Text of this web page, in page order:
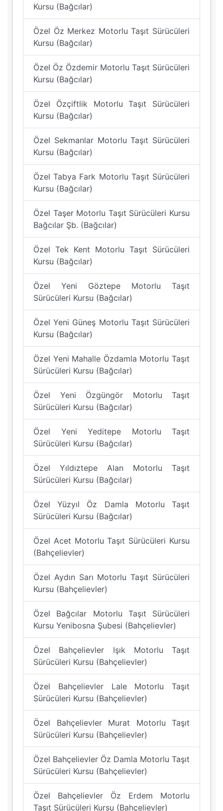
Kursu (Bağcılar)
Özel Öz Merkez Motorlu Taşıt Sürücüleri
Kursu (Bağcılar)
Özel Öz Özdemir Motorlu Taşıt Sürücüleri
Kursu (Bağcılar)
Özel Özçiftlik Motorlu Taşıt Sürücüleri
Kursu (Bağcılar)
Özel Sekmanlar Motorlu Taşıt Sürücüleri
Kursu (Bağcılar)
Özel Tabya Fark Motorlu Taşıt Sürücüleri
Kursu (Bağcılar)
Özel Taşer Motorlu Taşıt Sürücüleri Kursu
Bağcılar Şb. (Bağcılar)
Özel Tek Kent Motorlu Taşıt Sürücüleri
Kursu (Bağcılar)
Özel Yeni Göztepe Motorlu Taşıt
Sürücüleri Kursu (Bağcılar)
Özel Yeni Güneş Motorlu Taşıt Sürücüleri
Kursu (Bağcılar)
Özel Yeni Mahalle Özdamla Motorlu Taşıt
Sürücüleri Kursu (Bağcılar)
Özel Yeni Özgüngör Motorlu Taşıt
Sürücüleri Kursu (Bağcılar)
Özel Yeni Yeditepe Motorlu Taşıt
Sürücüleri Kursu (Bağcılar)
Özel Yıldıztepe Alan Motorlu Taşıt
Sürücüleri Kursu (Bağcılar)
Özel Yüzyıl Öz Damla Motorlu Taşıt
Sürücüleri Kursu (Bağcılar)
Özel Acet Motorlu Taşıt Sürücüleri Kursu
(Bahçelievler)
Özel Aydın Sarı Motorlu Taşıt Sürücüleri
Kursu (Bahçelievler)
Özel Bağcılar Motorlu Taşıt Sürücüleri
Kursu Yenibosna Şubesi (Bahçelievler)
Özel Bahçelievler Işık Motorlu Taşıt
Sürücüleri Kursu (Bahçelievler)
Özel Bahçelievler Lale Motorlu Taşıt
Sürücüleri Kursu (Bahçelievler)
Özel Bahçelievler Murat Motorlu Taşıt
Sürücüleri Kursu (Bahçelievler)
Özel Bahçelievler Öz Damla Motorlu Taşıt
Sürücüleri Kursu (Bahçelievler)
Özel Bahçelievler Öz Erdem Motorlu
Taşıt Sürücüleri Kursu (Bahçelievler)